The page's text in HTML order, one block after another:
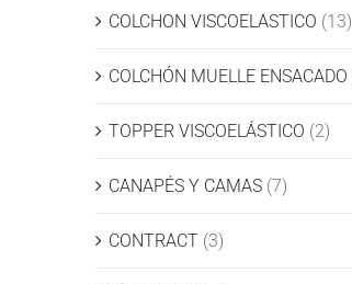
COLCHON VISCOELASTICO (13)
COLCHÓN MUELLE ENSACADO
TOPPER VISCOELÁSTICO (2)
CANAPÉS Y CAMAS (7)
CONTRACT (3)